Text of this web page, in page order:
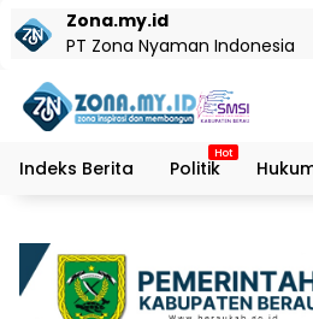
Zona.my.id
PT Zona Nyaman Indonesia
Indeks Berita Politik